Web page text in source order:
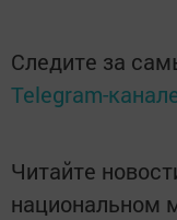
Следите за
Telegram-
Читайте
национальном